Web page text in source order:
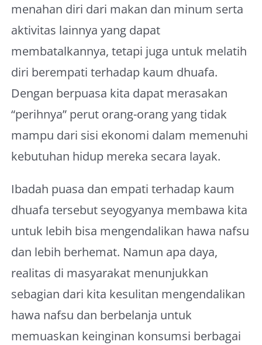
menahan diri dari makan dan minum serta
aktivitas lainnya yang dapat
membatalkannya, tetapi juga untuk melatih
diri berempati terhadap kaum dhuafa.
Dengan berpuasa kita dapat merasakan
“perihnya” perut orang-orang yang tidak
mampu dari sisi ekonomi dalam memenuhi
kebutuhan hidup mereka secara layak.
Ibadah puasa dan empati terhadap kaum
dhuafa tersebut seyogyanya membawa kita
untuk lebih bisa mengendalikan hawa nafsu
dan lebih berhemat. Namun apa daya,
realitas di masyarakat menunjukkan
sebagian dari kita kesulitan mengendalikan
hawa nafsu dan berbelanja untuk
memuaskan keinginan konsumsi berbagai